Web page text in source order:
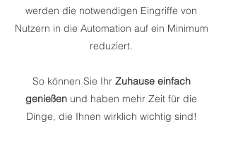
werden die notwendigen Eingriffe von
Nutzern in die Automation auf ein Minimum
reduziert.
So können Sie Ihr Zuhause einfach
genießen und haben mehr Zeit für die
Dinge, die Ihnen wirklich wichtig sind!